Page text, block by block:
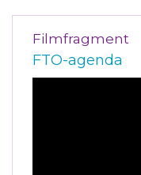
Filmfragment
FTO-agenda